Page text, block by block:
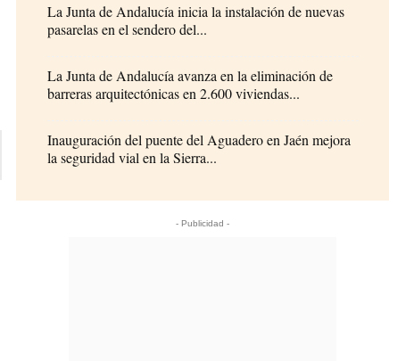
La Junta de Andalucía inicia la instalación de nuevas
pasarelas en el sendero del...
La Junta de Andalucía avanza en la eliminación de
barreras arquitectónicas en 2.600 viviendas...
Inauguración del puente del Aguadero en Jaén mejora
la seguridad vial en la Sierra...
- Publicidad -